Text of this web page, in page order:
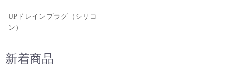
UPドレインプラグ（シリコ
ン）
新着商品